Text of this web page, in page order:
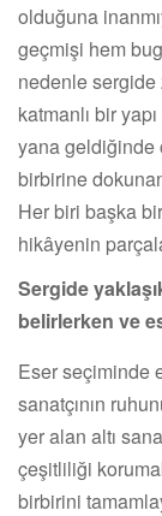
olduğuna
geçmişi hem
nedenle
katmanlı bir
yana geldiğinde
birbirine
Her biri başka
hikâyenin
Sergide
belirlerken ve
Eser seçiminde
sanatçının
yer alan altı
çeşitliliği
birbirini